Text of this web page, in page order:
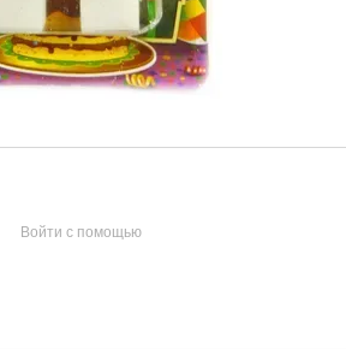
Войти с помощью